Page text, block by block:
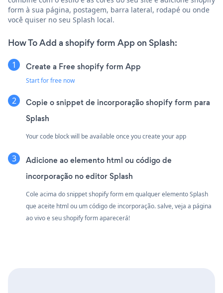
form à sua página, postagem, barra lateral, rodapé ou onde
você quiser no seu Splash local.
How To Add a shopify form App on Splash:
Create a Free shopify form App
Start for free now
Copie o snippet de incorporação shopify form para
Splash
Your code block will be available once you create your app
Adicione ao elemento html ou código de
incorporação no editor Splash
Cole acima do snippet shopify form em qualquer elemento Splash
que aceite html ou um código de incorporação. salve, veja a página
ao vivo e seu shopify form aparecerá!